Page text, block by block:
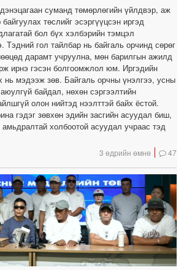
суманд төмөрлөгийн үйлдвэр, аж
төслийг эсэргүүцсэн иргэд
бол бүх хэлбэрийн тэмцэл
Тэдний гол тайлбар нь байгаль орчинд сөрөг
дарамт учруулна, мөн барилгын ажилд
ирнэ гэсэн болгоомжлол юм. Иргэдийн
нь мэдээж зөв. Байгаль орчны үнэлгээ, усны
байдал, нөхөн сэргээлтийн
олон нийтэд нээлттэй байх ёстой.
гэдэг зөвхөн эдийн засгийн асуудал биш,
амьдралтай холбоотой асуудал учраас тэд
3 өдрийн өмнө 47